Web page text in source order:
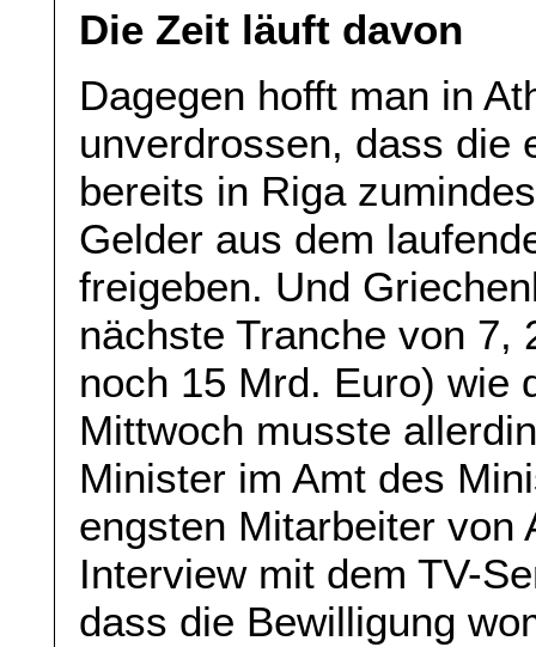
Die Zeit läuft davon
Dagegen hofft man in
unverdrossen, dass die
bereits in Riga
Gelder aus dem
freigeben. Und
nächste Tranche von 7,
noch 15 Mrd. Euro) wie
Mittwoch musste
Minister im Amt des
engsten Mitarbeiter von
Interview mit dem TV-
dass die Bewilligung